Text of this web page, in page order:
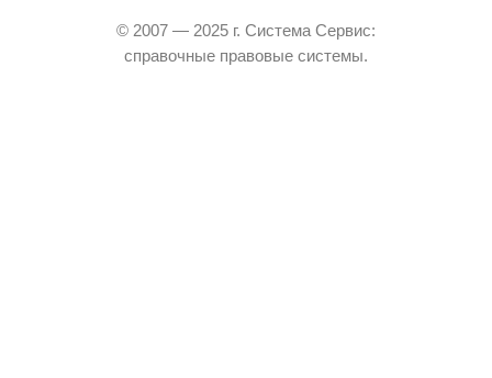
© 2007 — 2025 г. Система Сервис:
справочные правовые системы.